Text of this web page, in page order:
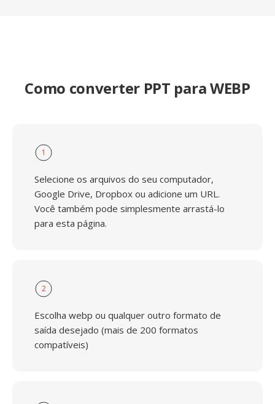
Como converter PPT para WEBP
1
Selecione os arquivos do seu computador,
Google Drive, Dropbox ou adicione um URL.
Você também pode simplesmente arrastá-lo
para esta página.
2
Escolha webp ou qualquer outro formato de
saída desejado (mais de 200 formatos
compatíveis)